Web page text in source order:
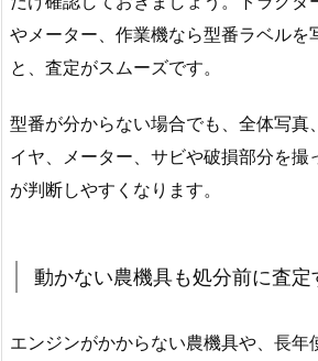
やメーター、作業機なら型番ラベルを
と、査定がスムーズです。
型番が分からない場合でも、全体写真
イヤ、メーター、サビや破損部分を撮
が判断しやすくなります。
動かない農機具も処分前に査定
エンジンがかからない農機具や、長年